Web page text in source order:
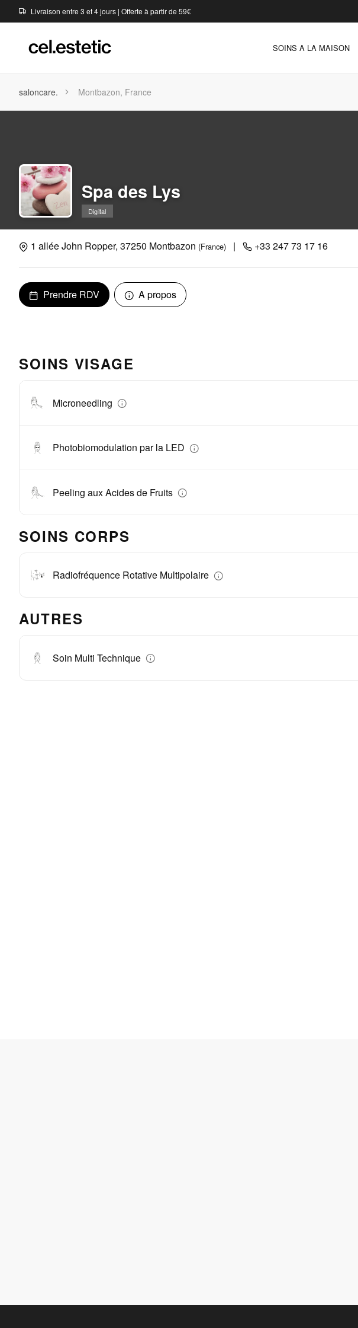
Livraison entre 3 et 4 jours | Offerte à partir de 59€
SOINS A LA MAISON
saloncare. Montbazon, France
Spa des Lys
Digital
1 allée John Ropper, 37250 Montbazon (France) | +33 247 73 17 16
Prendre RDV A propos
SOINS VISAGE
Microneedling
Photobiomodulation par la LED
Peeling aux Acides de Fruits
SOINS CORPS
Radiofréquence Rotative Multipolaire
AUTRES
Soin Multi Technique